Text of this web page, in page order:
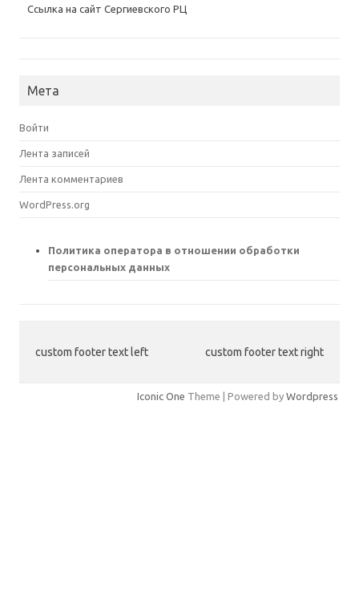
Ссылка на сайт Сергиевского РЦ
Мета
Войти
Лента записей
Лента комментариев
WordPress.org
Политика оператора в отношении обработки
персональных данных
custom footer text left custom footer text right
Iconic One Theme | Powered by Wordpress